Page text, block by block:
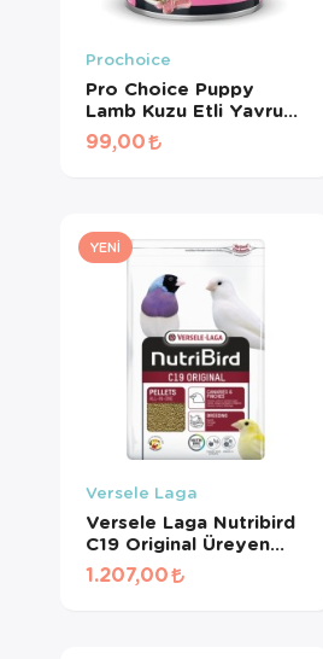
Prochoice
Pro Choice Puppy
Lamb Kuzu Etli Yavru
Köpek Konservesi 400
Gr
99,00
YENI
Versele Laga
Versele Laga Nutribird
C19 Original Üreyen
Kanaryalar Ve Finçler
İçin Beyaz Pelet Yem 3
1.207,00